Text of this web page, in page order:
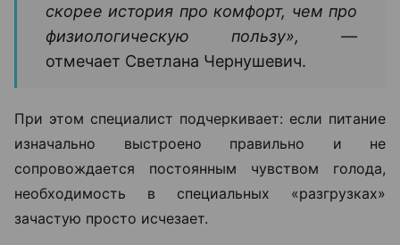
скорее история про комфорт, чем про
физиологическую пользу», —
отмечает Светлана Чернушевич.
При этом специалист подчеркивает: если питание
изначально выстроено правильно и не
сопровождается постоянным чувством голода,
необходимость в специальных «разгрузках»
зачастую просто исчезает.